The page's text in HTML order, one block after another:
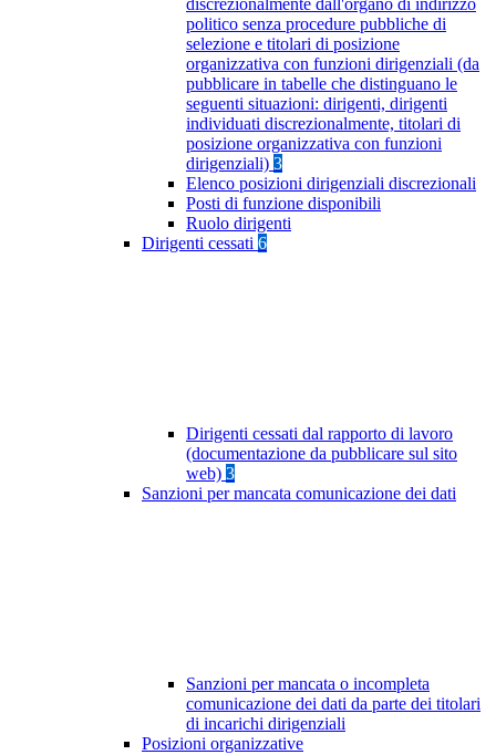
discrezionalmente dall'organo di indirizzo
politico senza procedure pubbliche di
selezione e titolari di posizione
organizzativa con funzioni dirigenziali (da
pubblicare in tabelle che distinguano le
seguenti situazioni: dirigenti, dirigenti
individuati discrezionalmente, titolari di
posizione organizzativa con funzioni
dirigenziali) 3
Elenco posizioni dirigenziali discrezionali
Posti di funzione disponibili
Ruolo dirigenti
Dirigenti cessati 6
Dirigenti cessati dal rapporto di lavoro
(documentazione da pubblicare sul sito
web) 3
Sanzioni per mancata comunicazione dei dati
Sanzioni per mancata o incompleta
comunicazione dei dati da parte dei titolari
di incarichi dirigenziali
Posizioni organizzative